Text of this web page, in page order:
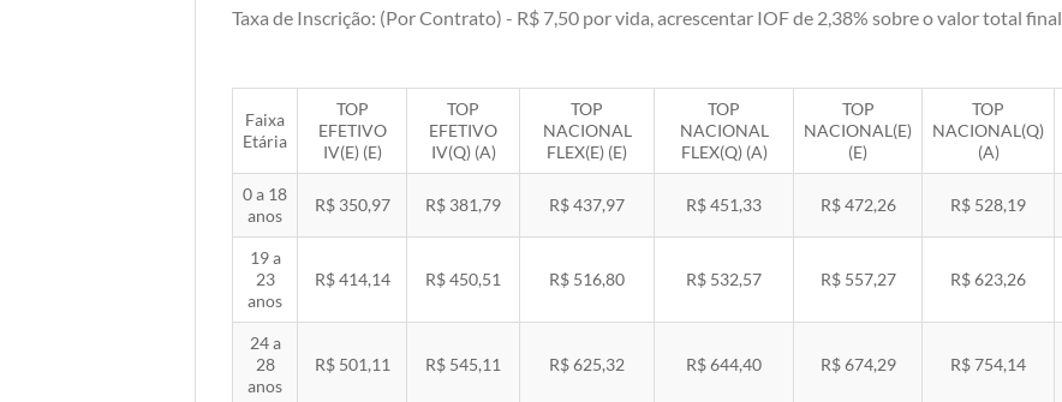
Taxa de Inscrição: (Por Contrato) - R$ 7,50 por vida, acrescentar IOF de 2,38% sobre o valor total final
Faixa
Etária
TOP
EFETIVO
IV(E) (E)
TOP
EFETIVO
IV(Q) (A)
TOP
NACIONAL
FLEX(E) (E)
TOP
NACIONAL
FLEX(Q) (A)
TOP
NACIONAL(E)
(E)
TOP
NACIONAL(Q)
(A)
0 a 18
anos
R$ 350,97 R$ 381,79 R$ 437,97 R$ 451,33 R$ 472,26 R$ 528,19
19 a
23
anos
R$ 414,14 R$ 450,51 R$ 516,80 R$ 532,57 R$ 557,27 R$ 623,26
24 a
28
anos
R$ 501,11 R$ 545,11 R$ 625,32 R$ 644,40 R$ 674,29 R$ 754,14